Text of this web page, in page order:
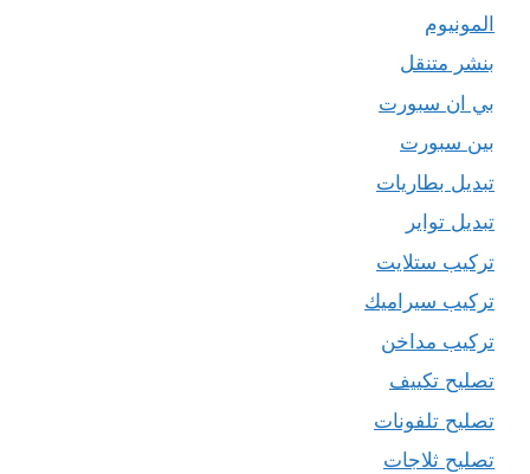
المونيوم
بنشر متنقل
بي ان سبورت
بين سبورت
تبديل بطاريات
تبديل تواير
تركيب ستلايت
تركيب سيراميك
تركيب مداخن
تصليح تكييف
تصليح تلفونات
تصليح ثلاجات